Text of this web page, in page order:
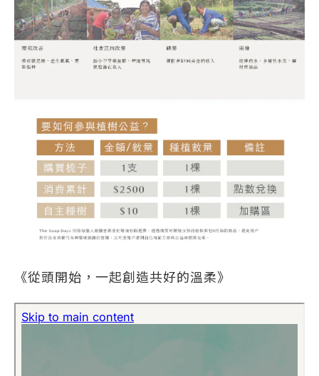
《從頭開始，一起創造共好的溫柔》